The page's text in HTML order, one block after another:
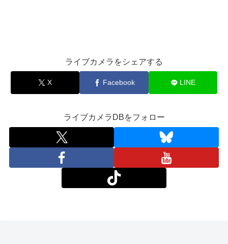
ライブカメラをシェアする
X Facebook LINE
ライブカメラDBをフォロー